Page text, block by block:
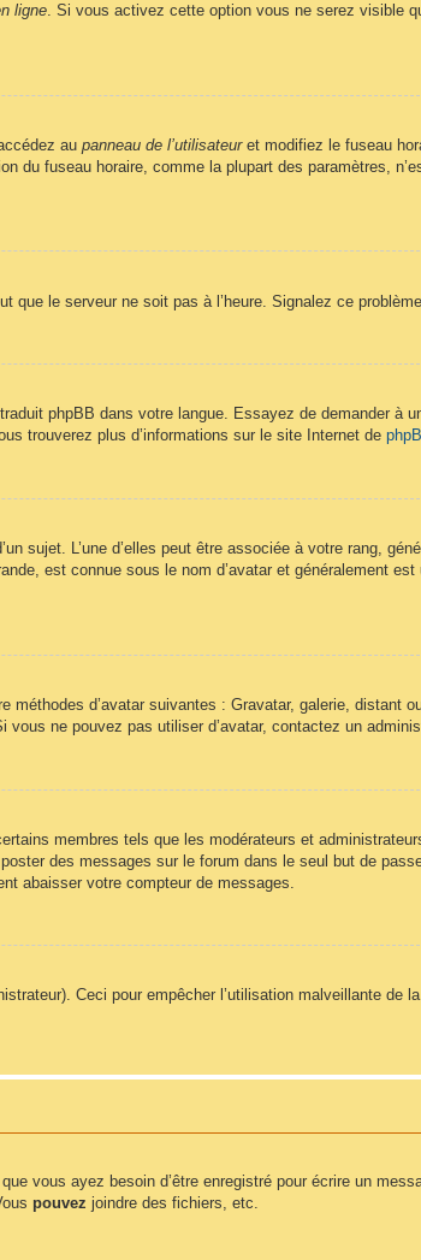
ligne. Si vous activez cette option vous ne serez visible
au panneau de l’utilisateuret modifiez le fuseau
fuseau horaire, comme la plupart des paramètres,
le serveur ne soit pas à l’heure. Signalez ce
phpBB dans votre langue. Essayez de demander à
trouverez plus d’informations sur le site Internet de
sujet. L’une d’elles peut être associée à votre rang,
est connue sous le nom d’avatar et généralement est
méthodes d’avatar suivantes : Gravatar, galerie, distant
ne pouvez pas utiliser d’avatar, contactez un
membres tels que les modérateurs et
des messages sur le forum dans le seul but de
abaisser votre compteur de messages.
Ceci pour empêcher l’utilisation malveillante de
vous ayez besoin d’être enregistré pour écrire un
pouvez joindre des fichiers, etc.